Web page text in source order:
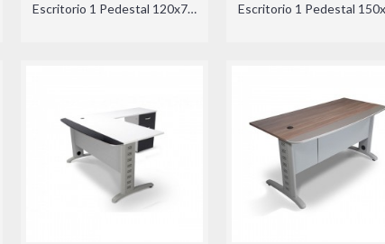
Escritorio 1 Pedestal 120x70x75cm